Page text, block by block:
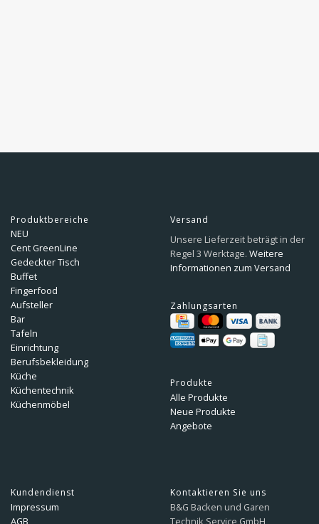
Produktbereiche
NEU
Cent GreenLine
Gedeckter Tisch
Buffet
Fingerfood
Aufsteller
Bar
Tafeln
Einrichtung
Berufsbekleidung
Küche
Küchentechnik
Küchenmöbel
Versand
Unsere Lieferzeit beträgt in der
Regel 3 Werktage. Weitere
Informationen zum Versand
Zahlungsarten
Produkte
Alle Produkte
Neue Produkte
Angebote
Kundendienst
Impressum
AGB
Kontaktieren Sie uns
B&G Backen und Garen
Technik Service GmbH